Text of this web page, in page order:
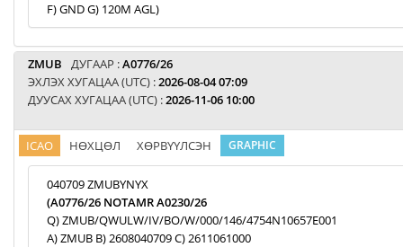
F) GND G) 120M AGL)
ZMUB ДУГААР :A0776/26
ЭХЛЭХ ХУГАЦАА (UTC) :2026-08-04 07:09
ДУУСАХ ХУГАЦАА (UTC) :2026-11-06 10:00
ICAO НӨХЦӨЛ ХӨРВҮҮЛСЭН GRAPHIC
040709 ZMUBYNYX
(A0776/26 NOTAMR A0230/26
Q) ZMUB/QWULW/IV/BO/W/000/146/4754N10657E001
A) ZMUB B) 2608040709 C) 2611061000